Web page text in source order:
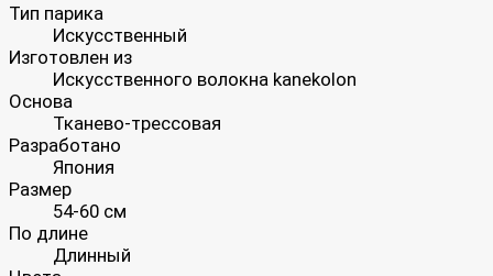
Тип парика
Искусственный
Изготовлен из
Искусственного волокна kanekolon
Основа
Тканево-трессовая
Разработано
Япония
Размер
54-60 см
По длине
Длинный